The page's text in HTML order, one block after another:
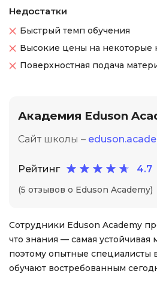
Недостатки
Быстрый темп обучения
Высокие цены на некоторые
Поверхностная подача
Академия Eduson
Сайт школы –
Рейтинг 4.7
(5 отзывов о Eduson Academy)
Сотрудники Eduson Academy
что знания — самая устойчивая
поэтому опытные специалисты
обучают востребованным